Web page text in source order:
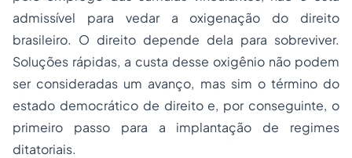
admissível para vedar a oxigenação do direito
brasileiro. O direito depende dela para sobreviver.
Soluções rápidas, a custa desse oxigênio não podem
ser consideradas um avanço, mas sim o término do
estado democrático de direito e, por conseguinte, o
primeiro passo para a implantação de regimes
ditatoriais.